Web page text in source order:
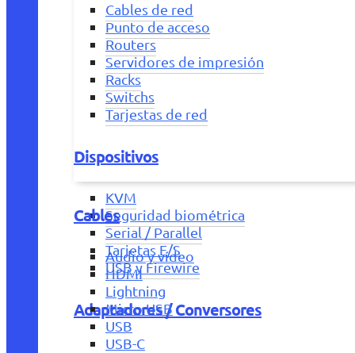
Cables de red
Punto de acceso
Routers
Servidores de impresión
Racks
Switchs
Tarjestas de red
Dispositivos
KVM
Seguridad biométrica
Serial / Parallel
Tarjetas E/S
USB y Firewire
Adaptadores / Conversores
Cables
Audio y vídeo
HDMI
Lightning
Micro USB
USB
USB-C